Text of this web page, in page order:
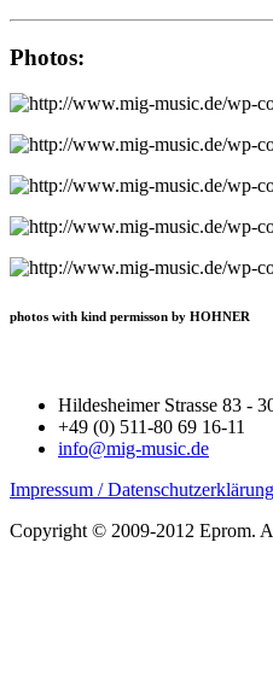
Photos:
photos with kind permisson by HOHNER
Hildesheimer Strasse 83 -
+49 (0) 511-80 69 16-11
info@mig-music.de
Impressum / Datenschutzerklärung
Copyright © 2009-2012 Eprom.